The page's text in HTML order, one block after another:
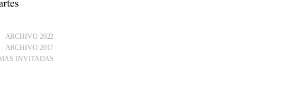
ARCHIVO 2022
ARCHIVO 2017
INVITADAS